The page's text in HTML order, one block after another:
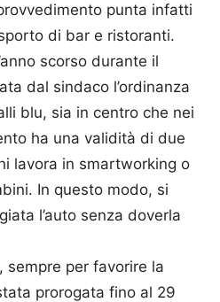
punta infatti
di bar e ristoranti.
scorso durante il
dal sindaco l’ordinanza
blu, sia in centro che nei
ha una validità di due
lavora in smartworking o
In questo modo, si
l’auto senza doverla
sempre per favorire la
prorogata fino al 29